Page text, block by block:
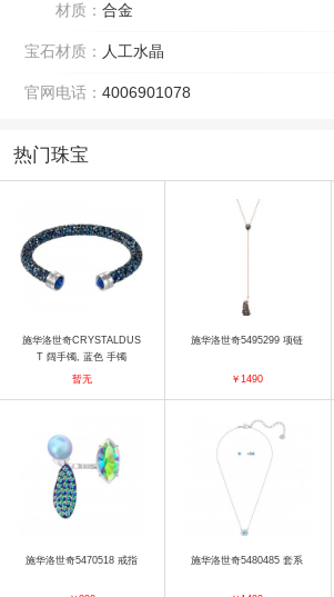
材质： 合金
宝石材质： 人工水晶
官网电话： 4006901078
热门珠宝
施华洛世奇CRYSTALDUS
T 阔手镯, 蓝色 手镯
暂无
施华洛世奇5495299 项链
￥1490
施华洛世奇5470518 戒指 施华洛世奇5480485 套系